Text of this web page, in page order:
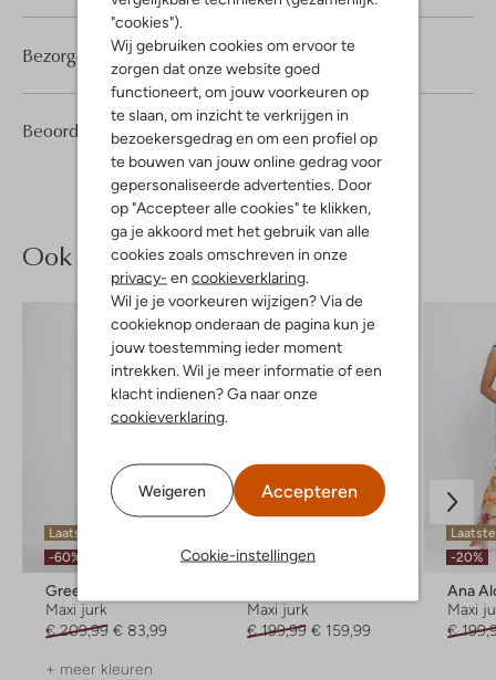
"cookies").
Wij gebruiken cookies om ervoor te
zorgen dat onze website goed
functioneert, om jouw voorkeuren op
te slaan, om inzicht te verkrijgen in
bezoekersgedrag en om een profiel op
te bouwen van jouw online gedrag voor
gepersonaliseerde advertenties. Door
op "Accepteer alle cookies" te klikken,
ga je akkoord met het gebruik van alle
cookies zoals omschreven in onze
privacy- en cookieverklaring.
Wil je je voorkeuren wijzigen? Via de
cookieknop onderaan de pagina kun je
jouw toestemming ieder moment
intrekken. Wil je meer informatie of een
klacht indienen? Ga naar onze
cookieverklaring.
Weigeren Accepteren
Cookie-instellingen
Beoordelingen (1) 1/5
1
1
Ster
Bezorgen & retourneren
Ook iets voor jou?
Laatste maten
-60%
Greek Archaic Kori
Maxi jurk
€ 209,99 € 83,99
+ meer kleuren
-20%
Maxi jurk
€ 199,99 € 159,99
-20%
Ana
Maxi
€